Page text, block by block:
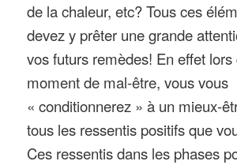
de la chaleur, etc? Tous ces
devez y prêter une grande
vos futurs remèdes! En effet lors
moment de mal-être, vous vous
« conditionnerez » à un mieux-
tous les ressentis positifs que
Ces ressentis dans les phases